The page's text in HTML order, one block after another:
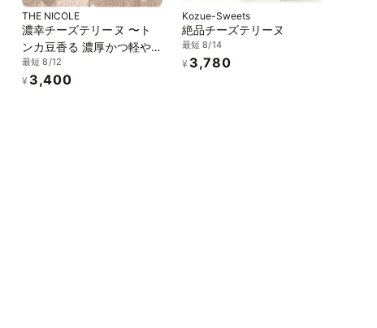
THE NICOLE
濃幸チーズテリーヌ 〜ト
ンカ豆香る 濃厚かつ軽や
かなチーズテリーヌ〜 グ
ルテンフリー
最短 8/12
¥ 3,400
Kozue-Sweets
絶品チーズテリーヌ
最短 8/14
¥ 3,780